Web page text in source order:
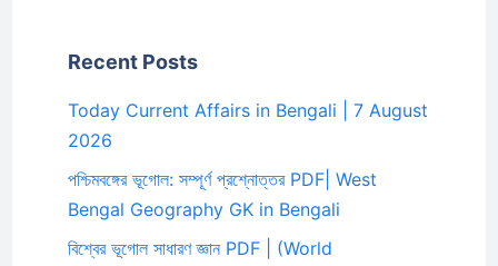
Recent Posts
Today Current Affairs in Bengali | 7 August
2026
পশ্চিমবঙ্গের ভূগোল: সম্পূর্ণ প্রশ্নোত্তর PDF| West
Bengal Geography GK in Bengali
বিশ্বের ভূগোল সাধারণ জ্ঞান PDF | (World